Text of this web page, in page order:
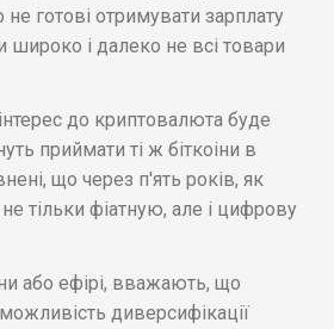
готові отримувати зарплату
і далеко не всі товари
до криптовалюта буде
приймати ті ж біткоіни в
що через п'ять років, як
тільки фіатную, але і цифрову
або ефірі, вважають, що
диверсифікації